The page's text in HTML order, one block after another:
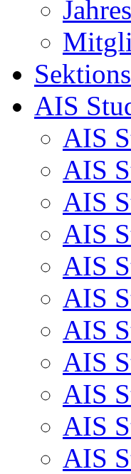
AIS
AIS
AIS
AIS
AIS
AIS
AIS
AIS
AIS
AIS
AIS
AIS